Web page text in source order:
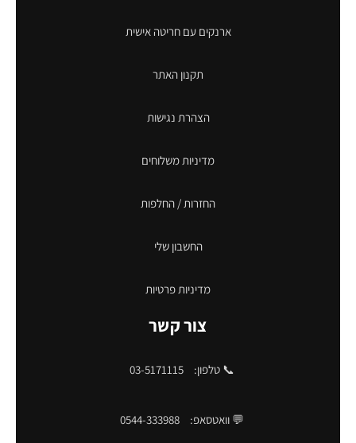
ארנקים עם חריטה אישית
תקנון האתר
הצהרת נגישות
מדיניות משלוחים
החזרות / החלפות
החשבון שלי
מדיניות פרטיות
צור קשר
📞 טלפון: 03-5171115
💬 וואטסאפ: 0544-333988